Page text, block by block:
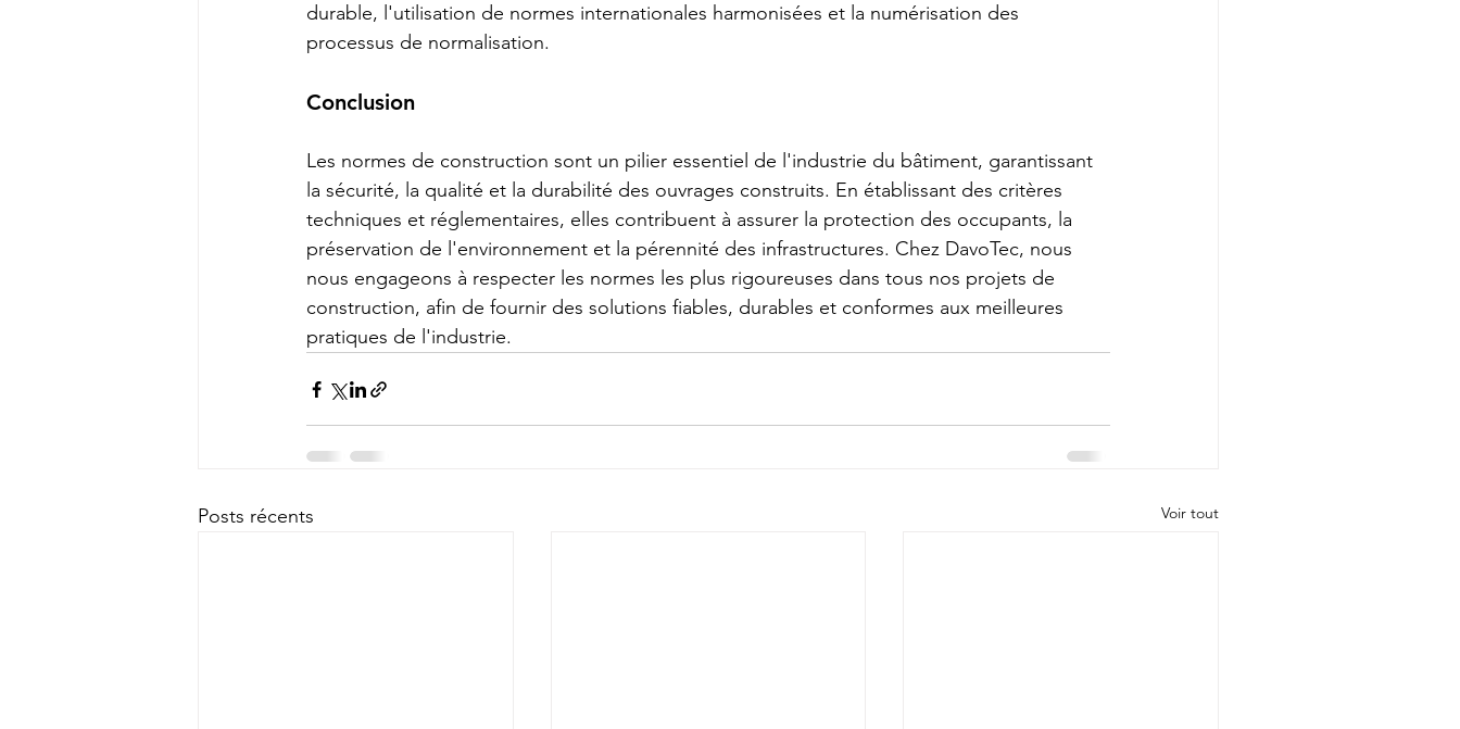
durable, l'utilisation de normes internationales harmonisées et la numérisation des
processus de normalisation.
Conclusion
Les normes de construction sont un pilier essentiel de l'industrie du bâtiment, garantissant
la sécurité, la qualité et la durabilité des ouvrages construits. En établissant des critères
techniques et réglementaires, elles contribuent à assurer la protection des occupants, la
préservation de l'environnement et la pérennité des infrastructures. Chez DavoTec, nous
nous engageons à respecter les normes les plus rigoureuses dans tous nos projets de
construction, afin de fournir des solutions fiables, durables et conformes aux meilleures
pratiques de l'industrie.
Posts récents Voir tout